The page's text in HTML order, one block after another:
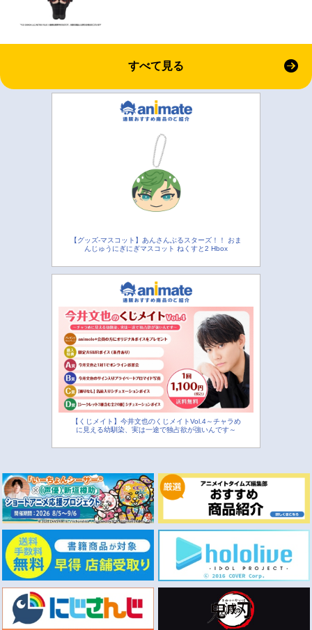
すべて見る
【グッズ-マスコット】あんさんぶるスターズ！！ おま
んじゅうにぎにぎマスコット ねくすと2 Hbox
【くじメイト】今井文也のくじメイトVol.4～チャラめ
に見える幼馴染、実は一途で独占欲が強いんです～